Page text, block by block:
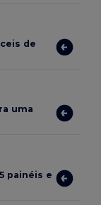
de
uma
painéis e